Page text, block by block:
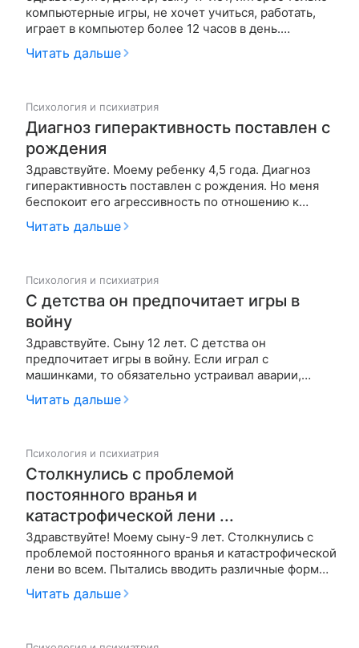
компьютерные игры, не хочет учиться, работать,
играет в компьютер более 12 часов в день.
Пыталась отобрать компьютер, запретить, сразу же
мощная агрессия, с ломанием мебели и т.д. Думаю,
Читать дальше
Психология и психиатрия
Диагноз гиперактивность поставлен с
рождения
Здравствуйте. Моему ребенку 4,5 года. Диагноз
гиперактивность поставлен с рождения. Но меня
беспокоит его агрессивность по отношению к
другим детям. Если дома мы можем найти общий
язык, где-то договориться, где-то заставить, то в
Читать дальше
Психология и психиатрия
С детства он предпочитает игры в
войну
Здравствуйте. Сыну 12 лет. С детства он
предпочитает игры в войну. Если играл с
машинками, то обязательно устраивал аварии,
крушение поездов. Я все рассчитывала, что это
пройдет. Но и сейчас он отдает предпочтение
Читать дальше
Психология и психиатрия
Столкнулись с проблемой
постоянного вранья и
катастрофической лени ...
Здравствуйте! Моему сыну-9 лет. Столкнулись с
проблемой постоянного вранья и катастрофической
лени во всем. Пытались вводить различные формы
воспитания: день расписывали по минутам,
поощрения по итогам, наказания - результат 2-3
Читать дальше